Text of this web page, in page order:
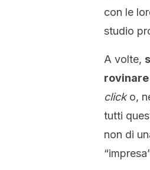
con le
studio
A volte,
clicko,
tutti
non di